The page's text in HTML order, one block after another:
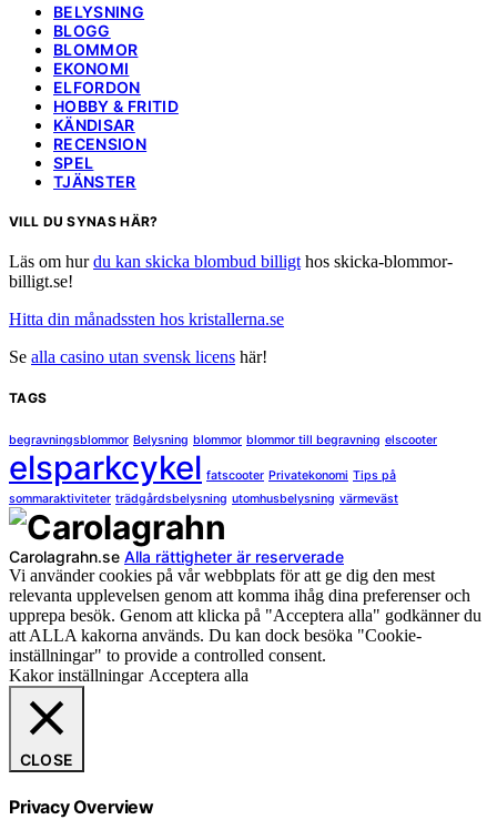
BELYSNING
BLOGG
BLOMMOR
EKONOMI
ELFORDON
HOBBY & FRITID
KÄNDISAR
RECENSION
SPEL
TJÄNSTER
VILL DU SYNAS HÄR?
Läs om hurdu kan skicka blombud billigt hos skicka-blommor-
billigt.se!
Hitta din månadssten hos kristallerna.se
Se alla casino utan svensk licens här!
TAGS
begravningsblommor Belysning blommor blommor till begravning elscooter
elsparkcykel fatscooter Privatekonomi Tips på
sommaraktiviteter trädgårdsbelysning utomhusbelysning värmeväst
Carolagrahn.se Alla rättigheter är reserverade
Vi använder cookies på vår webbplats för att ge dig den mest
relevanta upplevelsen genom att komma ihåg dina preferenser och
upprepa besök. Genom att klicka på "Acceptera alla" godkänner du
att ALLA kakorna används. Du kan dock besöka "Cookie-
inställningar" to provide a controlled consent.
Kakor inställningar Acceptera alla
CLOSE
Privacy Overview